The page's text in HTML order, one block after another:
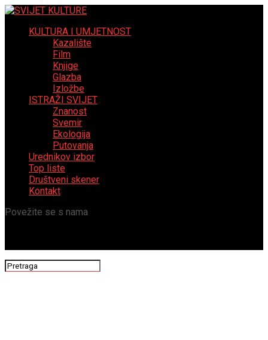
KULTURA I UMJETNOST
Kazalište
Film
Knjige
Glazba
Izložbe
ISTRAŽI SVIJET
Znanost
Svemir
Ekologija
Putovanja
Urednikov izbor
Top liste
Društveni skener
Kontakt
Povežite se s nama